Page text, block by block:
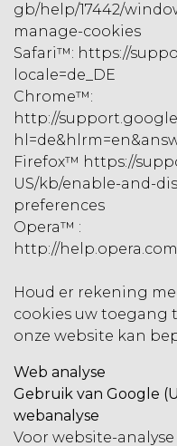
gb/help/17442/
manage-cookies
Safari™: https://
locale=de_DE
Chrome™:
http://
Firefox™ https://
US/kb/enable-and-
preferences
Opera™ :
http://
Houd er rekening
cookies uw toegang
onze website kan
Web analyse
Gebruik van Google
webanalyse
Voor website-